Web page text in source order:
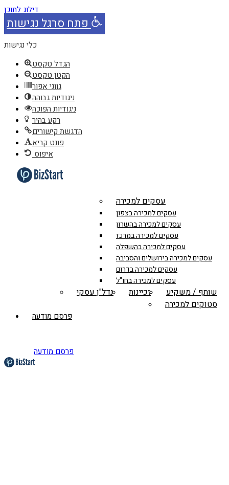
דילוג לתוכן
פתח סרגל נגישות
כלי נגישות
הגדל טקסט
הקטן טקסט
גווני אפור
ניגודיות גבוהה
ניגודיות הפוכה
רקע בהיר
הדגשת קישורים
פונט קריא
איפוס
עסקים למכירה
עסקים למכירה בצפון
עסקים למכירה בהשרון
עסקים למכירה במרכז
עסקים למכירה בהשפלה
עסקים למכירה בירושלים והסביבה
עסקים למכירה בדרום
עסקים למכירה בחו"ל
שותף / משקיע זכיינות
נדל"ן עסקי
סטוקים למכירה
פרסם מודעה
פרסם מודעה